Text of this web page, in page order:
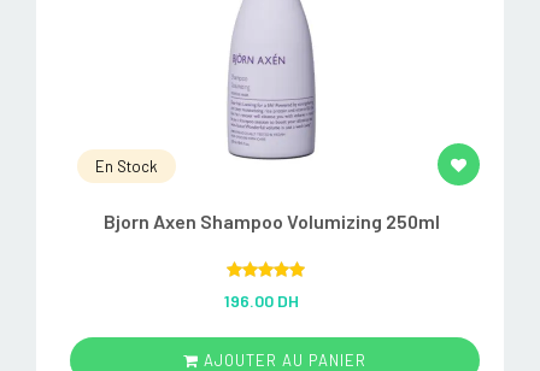
En Stock
Bjorn Axen Shampoo Volumizing 250ml
out of 5
196.00 DH
AJOUTER AU PANIER